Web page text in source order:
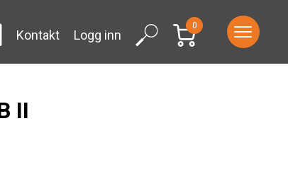
LinkedIn
Kontakt Logg inn Search
0
II